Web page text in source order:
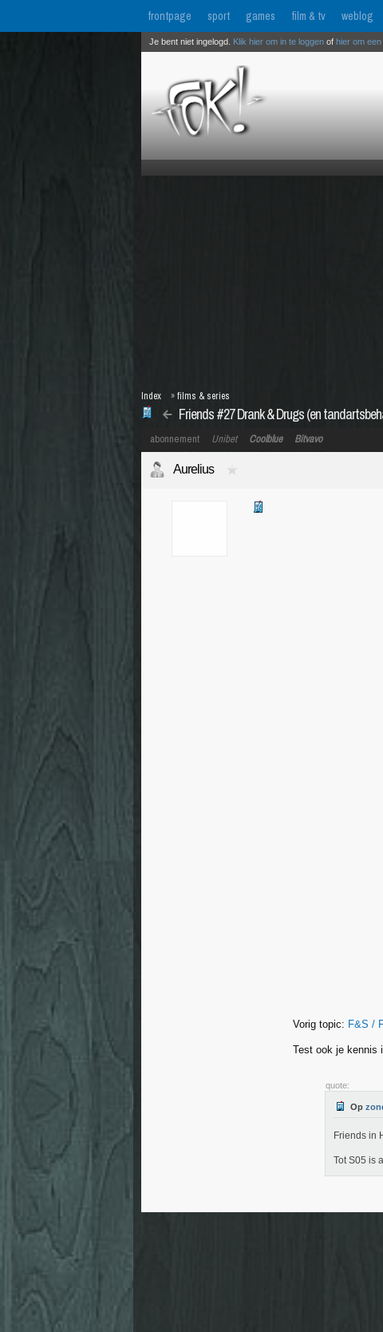
frontpage sport games film & tv weblog
Je bent niet ingelogd. Klik hier om in te loggen of hier om
Friends #27 Drank & Drugs (en
Index »films & series
abonnement Unibet Coolblue Bitvavo
Aurelius
Vorig topic: F&S /
Test ook je kennis
quote:
Op
Friends in
Tot S05 is